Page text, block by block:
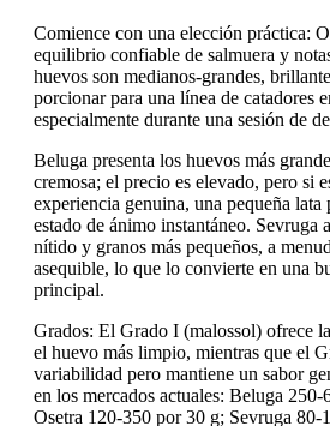
Comience con una elección práctica:
equilibrio confiable de salmuera y
huevos son medianos-grandes,
porcionar para una línea de catadores
especialmente durante una sesión de
Beluga presenta los huevos más
cremosa; el precio es elevado, pero si
experiencia genuina, una pequeña lata
estado de ánimo instantáneo. Sevruga
nítido y granos más pequeños, a
asequible, lo que lo convierte en una
principal.
Grados: El Grado I (malossol) ofrece
el huevo más limpio, mientras que el
variabilidad pero mantiene un sabor
en los mercados actuales: Beluga
Osetra 120-350 por 30 g; Sevruga 80-